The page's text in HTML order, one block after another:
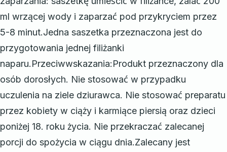
ml wrzącej wody i zaparzać pod przykryciem przez
5-8 minut.Jedna saszetka przeznaczona jest do
przygotowania jednej filiżanki
naparu.Przeciwwskazania:Produkt przeznaczony dla
osób dorosłych. Nie stosować w przypadku
uczulenia na ziele dziurawca. Nie stosować preparatu
przez kobiety w ciąży i karmiące piersią oraz dzieci
poniżej 18. roku życia. Nie przekraczać zalecanej
porcji do spożycia w ciągu dnia.Zalecany jest